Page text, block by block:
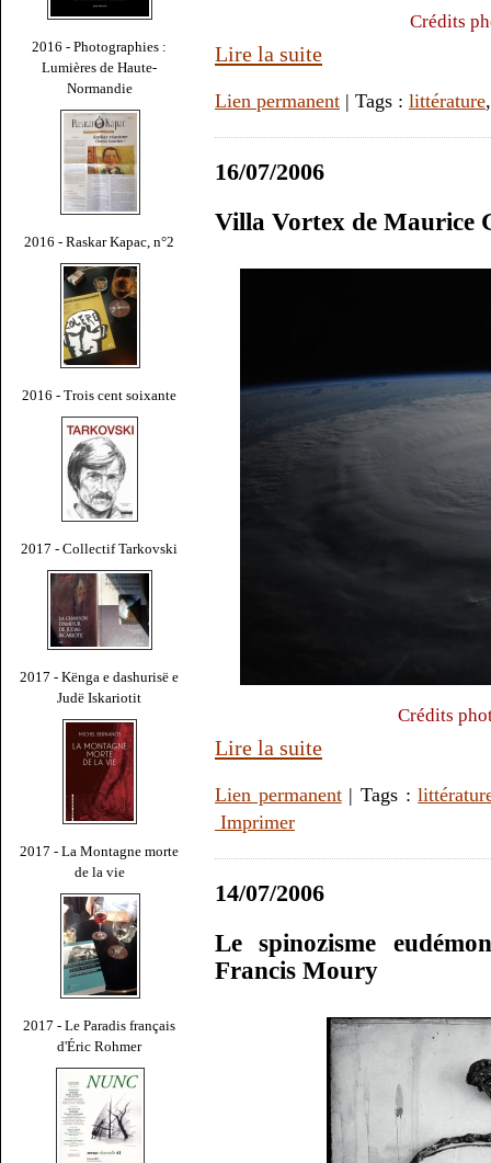
2016 - Photographies :
Lumières de Haute-
Normandie
2016 - Raskar Kapac, n°2
2016 - Trois cent soixante
2017 - Collectif Tarkovski
2017 - Kënga e dashurisë e
Judë Iskariotit
2017 - La Montagne morte
de la vie
2017 - Le Paradis français
d'Éric Rohmer
Crédits
Lire la suite
Lien permanent | Tags : littérature
16/07/2006
Villa Vortex de Maurice
Crédits
Lire la suite
Lien permanent| Tags :
Imprimer
14/07/2006
Le spinozisme
Francis Moury